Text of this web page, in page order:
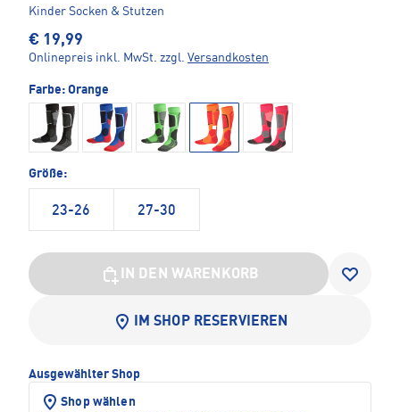
Kinder Socken & Stutzen
€ 19,99
Onlinepreis inkl. MwSt. zzgl. Versandkosten
Farbe: Orange
Größe:
23-26 27-30
IN DEN WARENKORB
IM SHOP RESERVIEREN
Ausgewählter Shop
Shop wählen